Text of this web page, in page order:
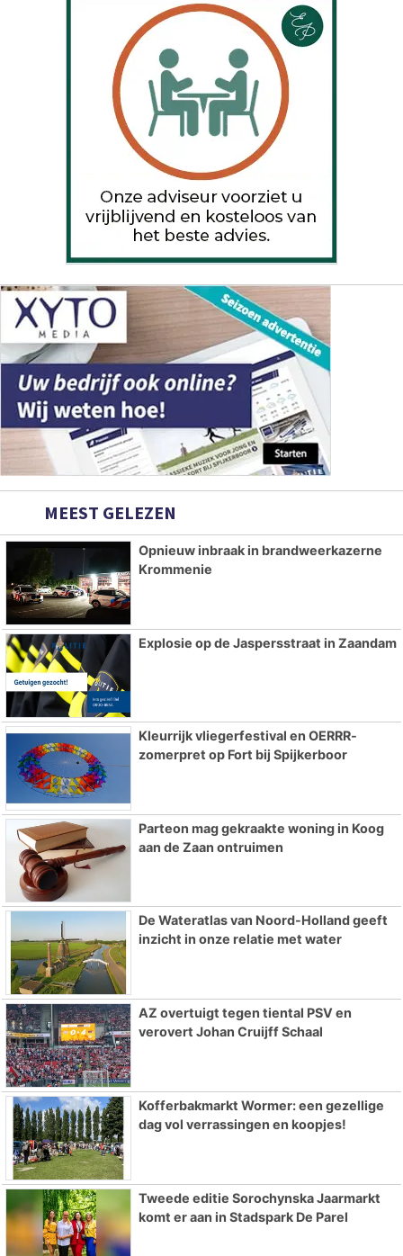
MEEST GELEZEN
Opnieuw inbraak in brandweerkazerne
Krommenie
Explosie op de Jaspersstraat in Zaandam
Kleurrijk vliegerfestival en OERRR-
zomerpret op Fort bij Spijkerboor
Parteon mag gekraakte woning in Koog
aan de Zaan ontruimen
De Wateratlas van Noord-Holland geeft
inzicht in onze relatie met water
AZ overtuigt tegen tiental PSV en
verovert Johan Cruijff Schaal
Kofferbakmarkt Wormer: een gezellige
dag vol verrassingen en koopjes!
Tweede editie Sorochynska Jaarmarkt
komt er aan in Stadspark De Parel